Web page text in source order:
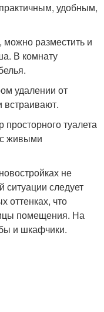
удобным,
разместить и
В комнату
удалении от
просторного туалета
живыми
не
ситуации следует
оттенках, что
помещения. На
и шкафчики.